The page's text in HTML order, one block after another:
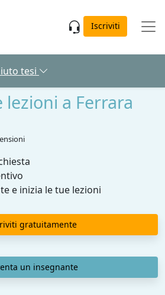
Iscriviti
tesi
lezioni a Ferrara
e inizia le tue lezioni
gratuitamente
un insegnante